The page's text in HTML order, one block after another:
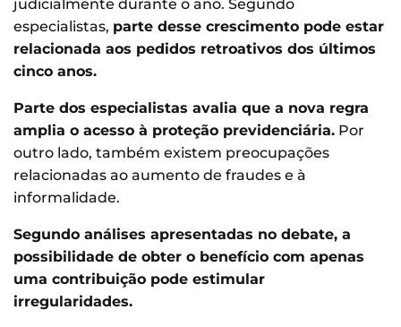
judicialmente durante o ano. Segundo
especialistas, parte desse crescimento pode estar
relacionada aos pedidos retroativos dos últimos
cinco anos.
Parte dos especialistas avalia que a nova regra
amplia o acesso à proteção previdenciária. Por
outro lado, também existem preocupações
relacionadas ao aumento de fraudes e à
informalidade.
Segundo análises apresentadas no debate, a
possibilidade de obter o benefício com apenas
uma contribuição pode estimular
irregularidades.